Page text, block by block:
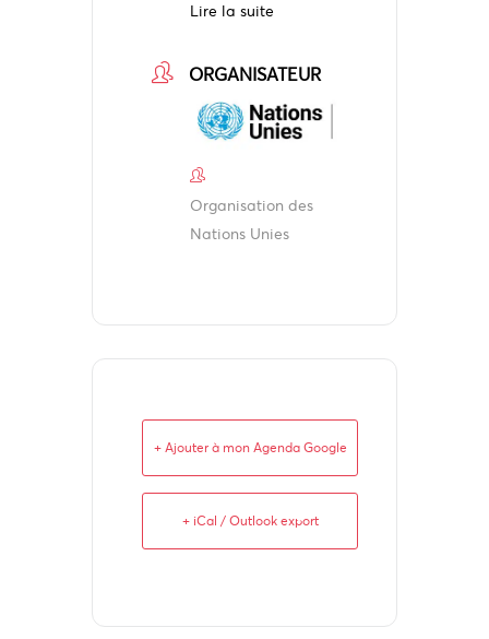
Lire la suite
ORGANISATEUR
Organisation des
Nations Unies
+ Ajouter à mon Agenda Google
+ iCal / Outlook export